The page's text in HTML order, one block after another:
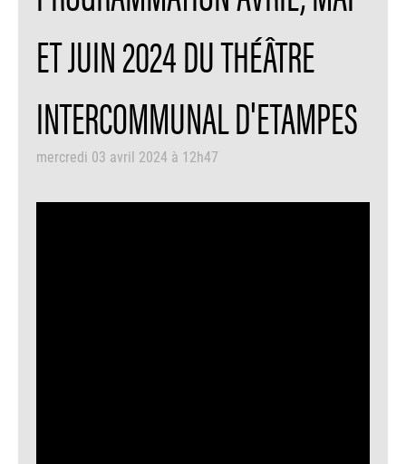
ET JUIN 2024 DU THÉÂTRE
INTERCOMMUNAL D'ETAMPES
mercredi 03 avril 2024 à 12h47